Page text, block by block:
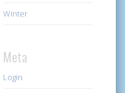
Winter
Meta
Login